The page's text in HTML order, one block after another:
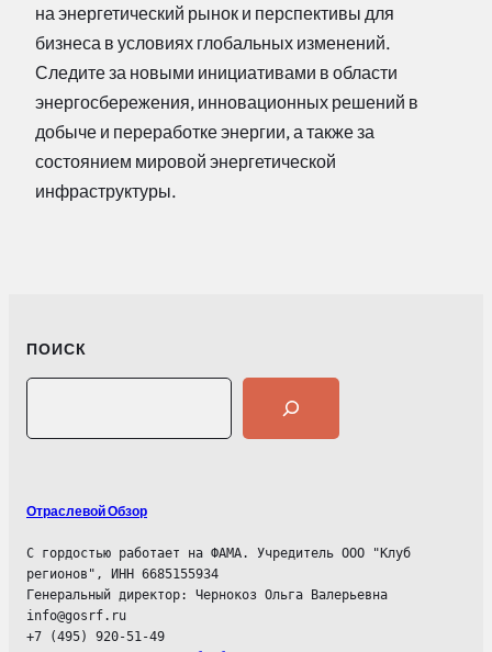
на энергетический рынок и перспективы для
бизнеса в условиях глобальных изменений.
Следите за новыми инициативами в области
энергосбережения, инновационных решений в
добыче и переработке энергии, а также за
состоянием мировой энергетической
инфраструктуры.
ПОИСК
Отраслевой Обзор
С гордостью работает на ФАМА. Учредитель ООО "Клуб
регионов", ИНН 6685155934
Генеральный директор: Чернокоз Ольга Валерьевна
info@gosrf.ru
+7 (495) 920-51-49